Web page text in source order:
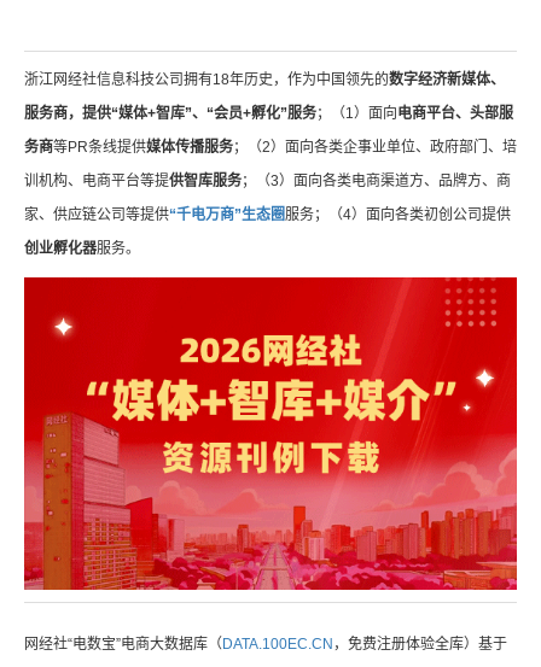
浙江网经社信息科技公司拥有18年历史，作为中国领先的数字经济新媒体、
服务商，提供“媒体+智库”、“会员+孵化”服务；（1）面向电商平台、头部服
务商等PR条线提供媒体传播服务；（2）面向各类企事业单位、政府部门、培
训机构、电商平台等提供智库服务；（3）面向各类电商渠道方、品牌方、商
家、供应链公司等提供“千电万商”生态圈 服务；（4）面向各类初创公司提供
创业孵化器服务。
网经社“电数宝”电商大数据库（DATA.100EC.CN ，免费注册体验全库）基于